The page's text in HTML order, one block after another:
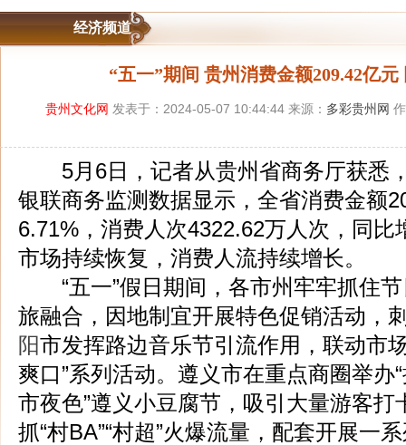
经济频道
“五一”期间 贵州消费金额209.42亿
贵州文化网 发表于：2024-05-07 10:44:44 来源： 多彩贵州网
5月6日，记者从贵州省商务厅获悉，
银联商务监测数据显示，全省消费金额
6.71%，消费人次4322.62万人次，同比
市场持续恢复，消费人流持续增长。
“五一”假日期间，各市州牢牢抓住节
旅融合，因地制宜开展特色促销活动，
阳市发挥路边音乐节引流作用，联动市
爽口”系列活动。遵义市在重点商圈举办
市夜色”遵义小豆腐节，吸引大量游客打
抓“村BA”“村超”火爆流量，配套开展一